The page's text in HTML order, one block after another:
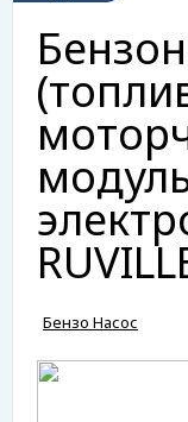
Бензо Насос